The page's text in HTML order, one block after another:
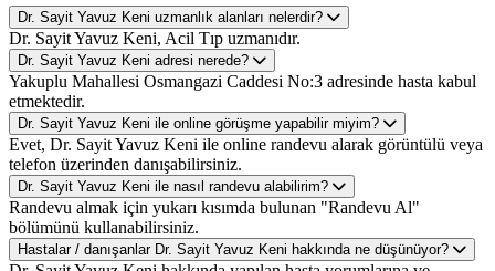
Dr. Sayit Yavuz Keni uzmanlık alanları nelerdir?
Dr. Sayit Yavuz Keni, Acil Tıp uzmanıdır.
Dr. Sayit Yavuz Keni adresi nerede?
Yakuplu Mahallesi Osmangazi Caddesi No:3 adresinde hasta kabul
etmektedir.
Dr. Sayit Yavuz Keni ile online görüşme yapabilir miyim?
Evet, Dr. Sayit Yavuz Keni ile online randevu alarak görüntülü veya
telefon üzerinden danışabilirsiniz.
Dr. Sayit Yavuz Keni ile nasıl randevu alabilirim?
Randevu almak için yukarı kısımda bulunan "Randevu Al"
bölümünü kullanabilirsiniz.
Hastalar / danışanlar Dr. Sayit Yavuz Keni hakkında ne düşünüyor?